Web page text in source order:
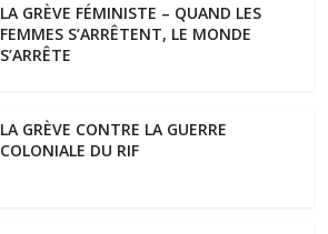
LA GRÈVE FÉMINISTE – QUAND LES
FEMMES S’ARRÊTENT, LE MONDE
S’ARRÊTE
LA GRÈVE CONTRE LA GUERRE
COLONIALE DU RIF